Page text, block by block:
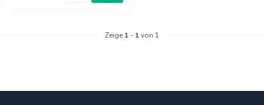
Zeige 1 - 1von 1